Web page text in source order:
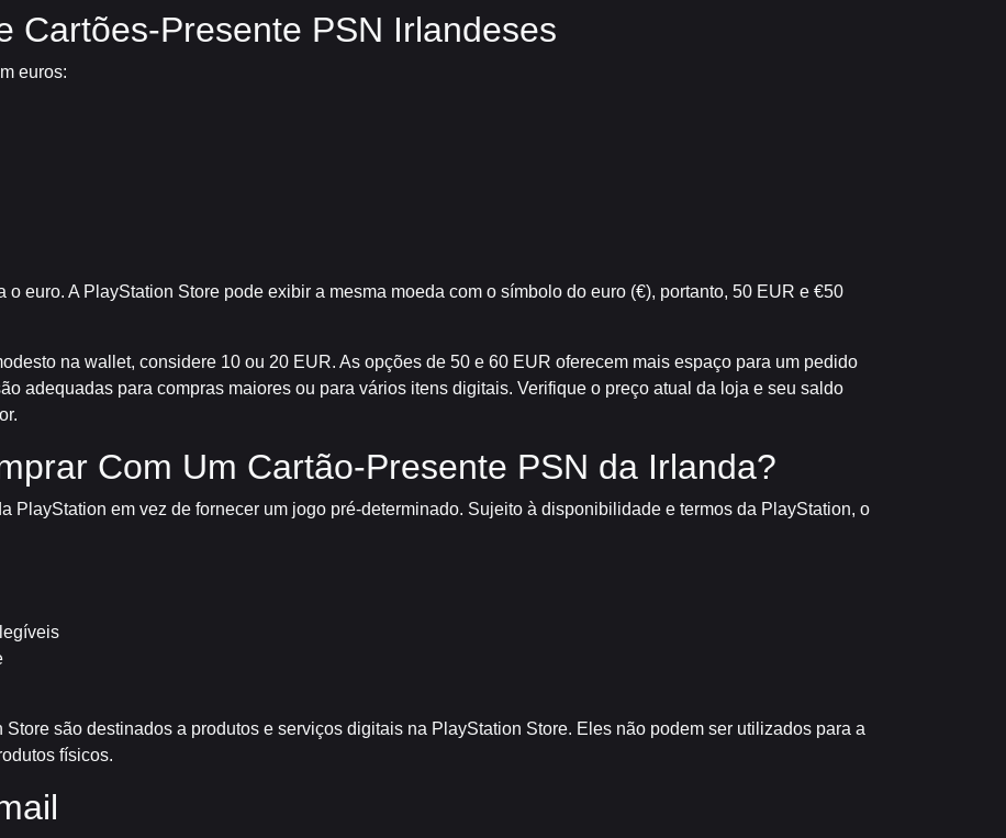
Cartões-Presente PSN Irlandeses
euros:
euro. A PlayStation Store pode exibir a mesma moeda com o símbolo do euro (€), portanto, 50 EUR e €50
na wallet, considere 10 ou 20 EUR. As opções de 50 e 60 EUR oferecem mais espaço para um pedido
adequadas para compras maiores ou para vários itens digitais. Verifique o preço atual da loja e seu saldo
Com Um Cartão-Presente PSN da Irlanda?
PlayStation em vez de fornecer um jogo pré-determinado. Sujeito à disponibilidade e termos da PlayStation, o
são destinados a produtos e serviços digitais na PlayStation Store. Eles não podem ser utilizados para a
físicos.